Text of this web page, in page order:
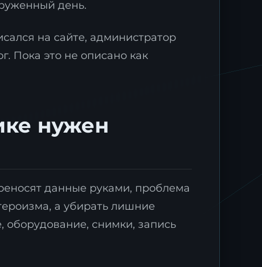
день.
на сайте, администратор
Пока это не описано как
нужен
данные руками, проблема
а убирать лишние
оборудование, снимки, запись